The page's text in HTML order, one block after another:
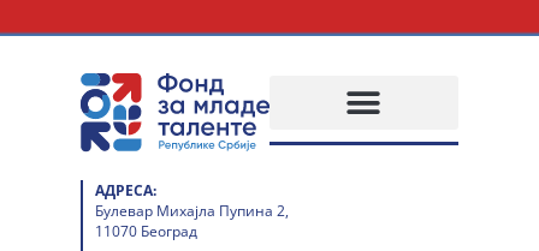
АДРЕСА:
Булевар Михајла Пупина 2,
11070 Београд